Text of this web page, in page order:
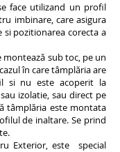
face utilizand un profil
imbinare, care asigura
pozitionarea corecta a
montează sub toc, pe un
în care tâmplăria are
si nu este acoperit la
izolatie, sau direct pe
tâmplăria este montata
de inaltare. Se prind
Exterior, este special